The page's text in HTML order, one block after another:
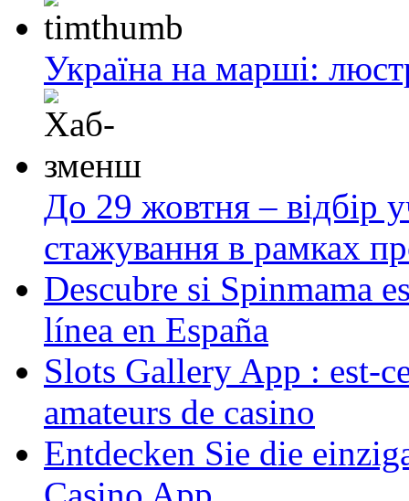
Україна на марші:
До 29 жовтня – відбір
стажування в рамках
Descubre si Spinmama
línea en España
Slots Gallery App : est-
amateurs de casino
Entdecken Sie die